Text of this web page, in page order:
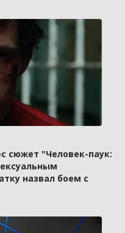
сюжет "Человек-паук:
назвал боем с